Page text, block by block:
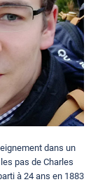
dans un
pas de Charles
à 24 ans en 1883